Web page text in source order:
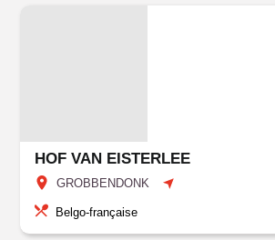
HOF VAN EISTERLEE
GROBBENDONK
Belgo-française